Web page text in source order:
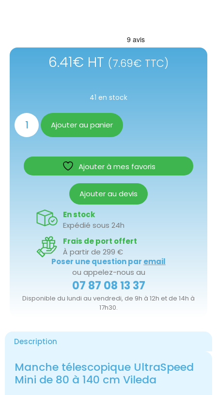
6.41€ HT (7.69€ TTC)
41 en stock
Ajouter au panier
Ajouter à mes favoris
Ajouter au devis
En stock
Expédié sous 24h
Frais de port offert
À partir de 299 €
Poser une question par email
ou appelez-nous au
07 87 08 13 37
Disponible du lundi au vendredi, de 9h à 12h et de 14h à
17h30.
Description
Manche télescopique UltraSpeed
Mini de 80 à 140 cm Vileda